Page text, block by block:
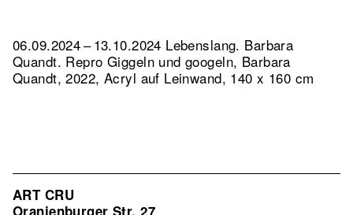
06.09.2024 – 13.10.2024 Lebenslang. Barbara
Quandt. Repro Giggeln und googeln, Barbara
Quandt, 2022, Acryl auf Leinwand, 140 x 160 cm
ART CRU
Oranienburger Str. 27